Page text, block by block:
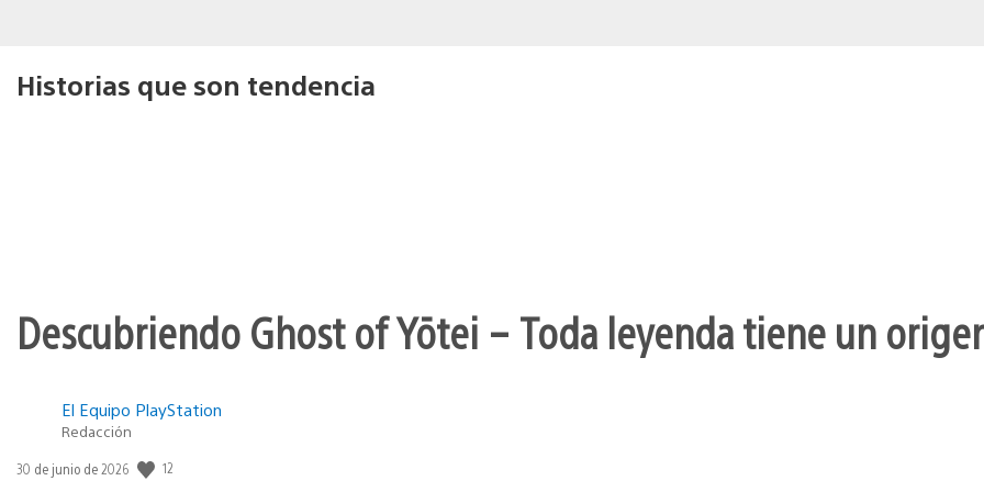
Historias que son tendencia
Descubriendo Ghost of Yōtei – Toda leyenda tiene un
El Equipo PlayStation
Redacción
Fecha
30 de junio de 2026 12